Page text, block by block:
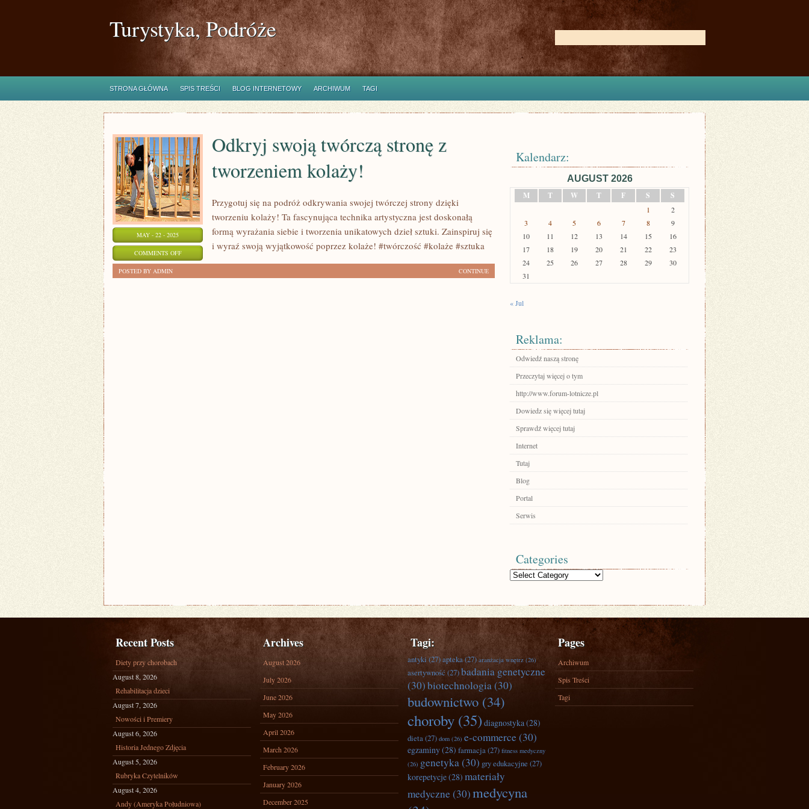
Turystyka, Podróże
STRONA GŁÓWNA SPIS TREŚCI BLOG INTERNETOWY ARCHIWUM TAGI
MAY - 22 - 2025
COMMENTS OFFON
Odkryj swoją twórczą stronę z
tworzeniem kolaży!
Przygotuj się na podróż odkrywania swojej twórczej strony dzięki
tworzeniu kolaży! Ta fascynująca technika artystyczna jest doskonałą
formą wyrażania siebie i tworzenia unikatowych dzieł sztuki. Zainspiruj się
i wyraź swoją wyjątkowość poprzez kolaże! #twórczość #kolaże #sztuka
CONTINUE
POSTED BY ADMIN
Kalendarz:
AUGUST 2026
M
T W T F S S
1
2
3
4 5 6 7 8
9
10
11 12 13 14 15
16
17
18 19 20 21 22
23
24
25 26 27 28 29
30
31
« Jul
Reklama:
Odwiedź naszą stronę
Przeczytaj więcej o tym
http://www.forum-lotnicze.pl
Dowiedz się więcej tutaj
Sprawdź więcej tutaj
Internet
Tutaj
Blog
Portal
Serwis
Categories
Categories
Recent Posts
Diety przy chorobach
August 8, 2026
Rehabilitacja dzieci
August 7, 2026
Nowości i Premiery
August 6, 2026
Historia Jednego Zdjęcia
August 5, 2026
Rubryka Czytelników
August 4, 2026
Andy (Ameryka Południowa)
Archives
August 2026
July 2026
June 2026
May 2026
April 2026
March 2026
February 2026
January 2026
December 2025
Tagi:
antyki(27)apteka(27) aranżacja wnętrz (26)
asertywność (27)badania genetyczne
(30)biotechnologia(30)
budownictwo (34)
choroby (35) diagnostyka(28)
dieta(27) dom (26) e-commerce (30)
egzaminy(28) farmacja(27) fitness medyczny
(26) genetyka(30) gry edukacyjne (27)
korepetycje(28) materiały
medyczne (30)medycyna
Pages
Archiwum
Spis Treści
Tagi